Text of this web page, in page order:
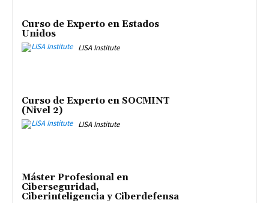
Curso de Experto en Estados
Unidos
LISA Institute
Curso de Experto en SOCMINT
(Nivel 2)
LISA Institute
Máster Profesional en
Ciberseguridad,
Ciberinteligencia y Ciberdefensa